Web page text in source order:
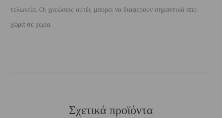
τελωνείο. Οι χρεώσεις αυτές μπορεί να διαφέρουν σημαντικά από
χώρα σε χώρα.
Σχετικά προϊόντα